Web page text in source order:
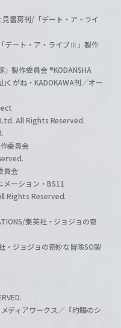
書房刊/「デート・ア・ライ
デート・ア・ライブⅢ」製作
製作委員会 ®KODANSHA
がね・KADOKAWA刊／オー
All Rights Reserved.
委員会
員会
ーション・BS11
Rights Reserved.
集英社・ジョジョの奇
・ジョジョの奇妙な冒険SO製
ディアワークス／『灼眼のシ